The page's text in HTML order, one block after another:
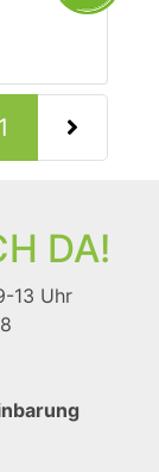
1 (current)
DA!
13 Uhr